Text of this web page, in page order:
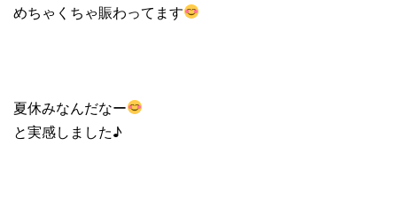
めちゃくちゃ賑わってます
夏休みなんだなー
と実感しました♪